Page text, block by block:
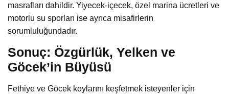
masrafları dahildir. Yiyecek-içecek, özel marina ücretleri ve
motorlu su sporları ise ayrıca misafirlerin
sorumluluğundadır.
Sonuç: Özgürlük, Yelken ve
Göcek’in Büyüsü
Fethiye ve Göcek koylarını keşfetmek isteyenler için